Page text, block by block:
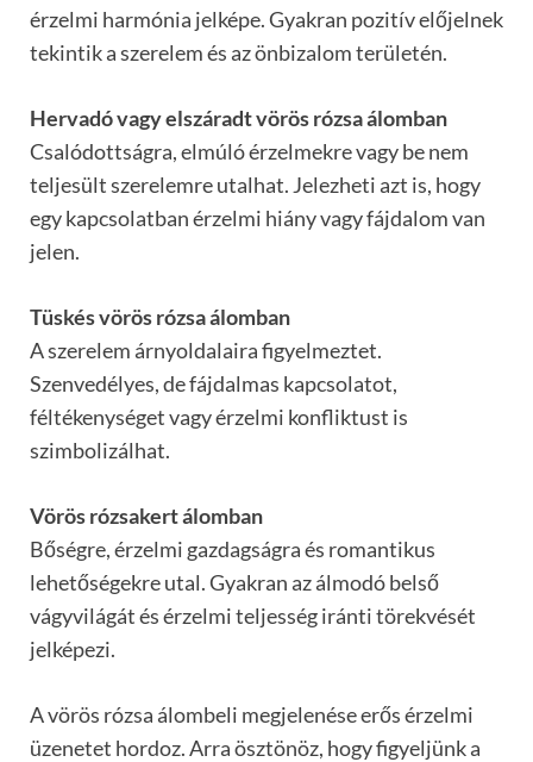
érzelmi harmónia jelképe. Gyakran pozitív előjelnek
tekintik a szerelem és az önbizalom területén.
Hervadó vagy elszáradt vörös rózsa álomban
Csalódottságra, elmúló érzelmekre vagy be nem
teljesült szerelemre utalhat. Jelezheti azt is, hogy
egy kapcsolatban érzelmi hiány vagy fájdalom van
jelen.
Tüskés vörös rózsa álomban
A szerelem árnyoldalaira figyelmeztet.
Szenvedélyes, de fájdalmas kapcsolatot,
féltékenységet vagy érzelmi konfliktust is
szimbolizálhat.
Vörös rózsakert álomban
Bőségre, érzelmi gazdagságra és romantikus
lehetőségekre utal. Gyakran az álmodó belső
vágyvilágát és érzelmi teljesség iránti törekvését
jelképezi.
A vörös rózsa álombeli megjelenése erős érzelmi
üzenetet hordoz. Arra ösztönöz, hogy figyeljünk a